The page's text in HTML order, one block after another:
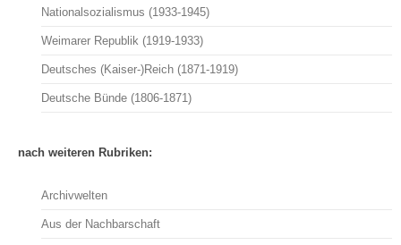
Nationalsozialismus (1933-1945)
Weimarer Republik (1919-1933)
Deutsches (Kaiser-)Reich (1871-1919)
Deutsche Bünde (1806-1871)
nach weiteren Rubriken:
Archivwelten
Aus der Nachbarschaft